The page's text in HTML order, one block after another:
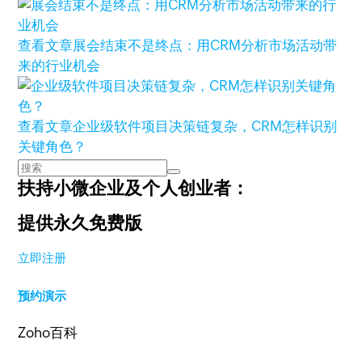
查看文章展会结束不是终点：用CRM分析市场活动带
来的行业机会
查看文章企业级软件项目决策链复杂，CRM怎样识别
关键角色？
扶持小微企业及个人创业者：
提供永久免费版
立即注册
预约演示
Zoho百科